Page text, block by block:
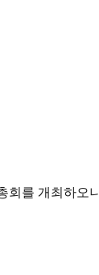
회를 개최하오니